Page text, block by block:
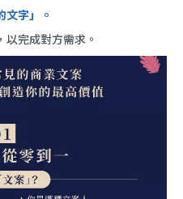
文字」。
完成對方需求。